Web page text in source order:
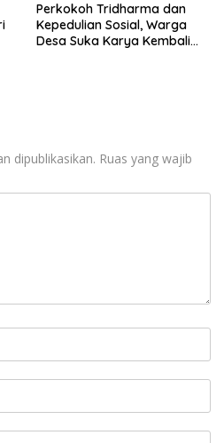
Perkokoh Tridharma dan
Kepedulian Sosial, Warga
Desa Suka Karya Kembali
dipublikasikan. Ruas yang wajib